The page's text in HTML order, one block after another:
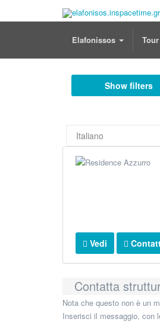
Elafonissos Tour
Show filters
Vedi
Contatta
Nota che questo non è un
Inserisci il messaggio, con